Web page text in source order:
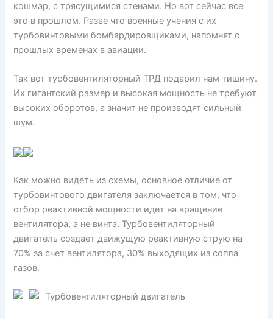
кошмар, с трясущимися стенами. Но вот сейчас все
это в прошлом. Разве что военные учения с их
турбовинтовыми бомбардировщиками, напомнят о
прошлых временах в авиации.
Так вот турбовентиляторный ТРД подарил нам тишину.
Их гигантский размер и высокая мощность не требуют
высоких оборотов, а значит не производят сильный
шум.
Как можно видеть из схемы, основное отличие от
турбовинтового двигателя заключается в том, что
отбор реактивной мощности идет на вращение
вентилятора, а не винта. Турбовентиляторный
двигатель создает движущую реактивную струю на
70% за счет вентилятора, 30% выходящих из сопла
газов.
Турбовентиляторный двигатель